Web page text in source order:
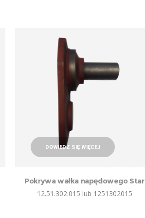
DOWIEDZ SIĘ WIĘCEJ
Pokrywa wałka napędowego Star
12.51.302.015 lub 1251302015